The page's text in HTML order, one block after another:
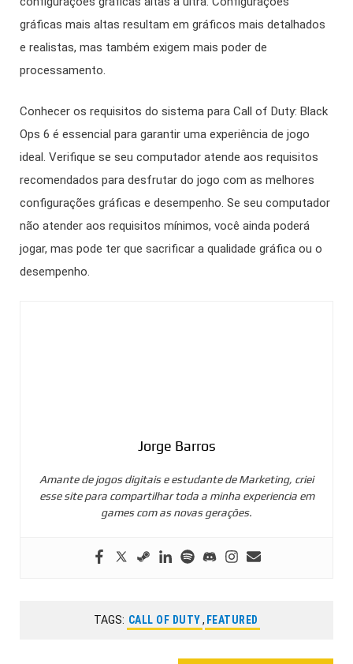
gráficas mais altas resultam em gráficos mais detalhados
e realistas, mas também exigem mais poder de
processamento.
Conhecer os requisitos do sistema para Call of Duty: Black
Ops 6 é essencial para garantir uma experiência de jogo
ideal. Verifique se seu computador atende aos requisitos
recomendados para desfrutar do jogo com as melhores
configurações gráficas e desempenho. Se seu computador
não atender aos requisitos mínimos, você ainda poderá
jogar, mas pode ter que sacrificar a qualidade gráfica ou o
desempenho.
Jorge Barros
Amante de jogos digitais e estudante de Marketing, criei
esse site para compartilhar toda a minha experiencia em
games com as novas gerações.
TAGS: CALL OF DUTY, FEATURED